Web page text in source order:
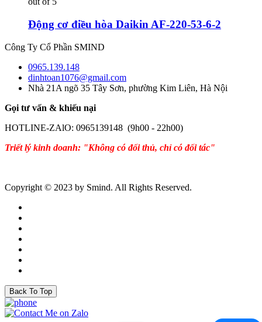
Động cơ điều hòa Daikin AF-220-53-6-2
Công Ty Cổ Phần SMIND
0965.139.148
dinhtoan1076@gmail.com
Nhà 21A ngõ 35 Tây Sơn, phường Kim Liên, Hà Nội
Gọi tư vấn & khiếu nại
HOTLINE-ZAlO: 0965139148 (9h00 - 22h00)
Triết lý kinh doanh: "Không có đối thủ, chỉ có đối tác"
Copyright © 2023 by Smind. All Rights Reserved.
Back To Top